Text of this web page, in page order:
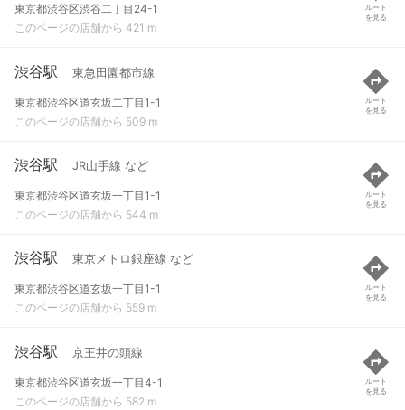
東京都渋谷区渋谷二丁目24-1
このページの店舗から 421 m
ルート
を見る
渋谷駅 東急田園都市線
東京都渋谷区道玄坂二丁目1-1
このページの店舗から 509 m
ルート
を見る
渋谷駅 JR山手線 など
東京都渋谷区道玄坂一丁目1-1
このページの店舗から 544 m
ルート
を見る
渋谷駅 東京メトロ銀座線 など
東京都渋谷区道玄坂一丁目1-1
このページの店舗から 559 m
ルート
を見る
渋谷駅 京王井の頭線
東京都渋谷区道玄坂一丁目4-1
このページの店舗から 582 m
ルート
を見る